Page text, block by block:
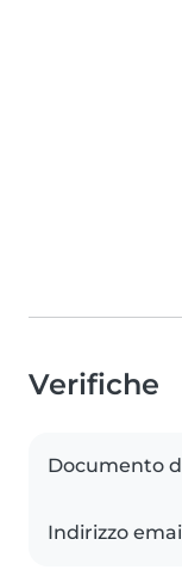
Verifiche
Documento
Indirizzo